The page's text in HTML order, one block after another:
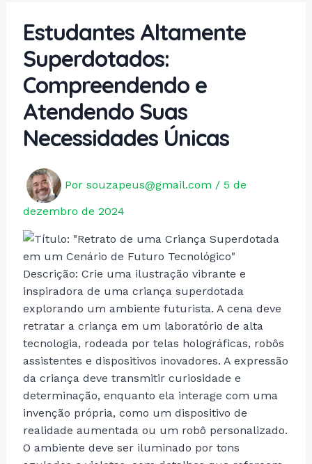
Estudantes Altamente
Superdotados:
Compreendendo e
Atendendo Suas
Necessidades Únicas
Por souzapeus@gmail.com / 5 de
dezembro de 2024